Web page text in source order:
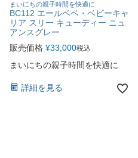
まいにちの親子時間を快適に
BC112 エールベベ・ベビーキャ
リア スリー キューディー ニュ
アンスグレー
販売価格 ¥33,000税込
まいにちの親子時間を快適に
詳細を見る